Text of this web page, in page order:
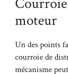
moteur
Un des points
courroie de
mécanisme